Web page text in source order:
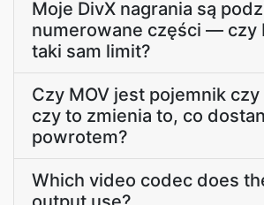
Moje DivX nagrania są
numerowane części — czy
taki sam limit?
Czy MOV jest pojemnik
czy to zmienia to, co
powrotem?
Which video codec does